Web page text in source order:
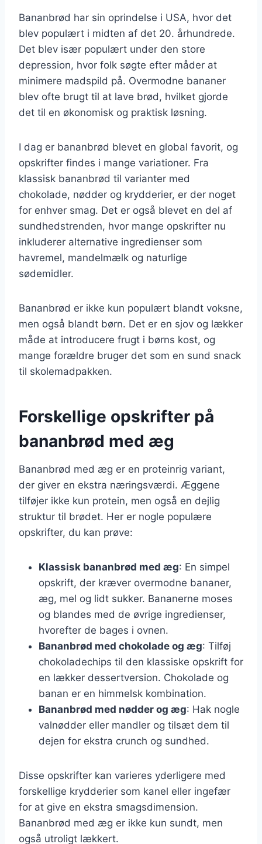
Bananbrød har sin oprindelse i USA, hvor det
blev populært i midten af det 20. århundrede.
Det blev især populært under den store
depression, hvor folk søgte efter måder at
minimere madspild på. Overmodne bananer
blev ofte brugt til at lave brød, hvilket gjorde
det til en økonomisk og praktisk løsning.
I dag er bananbrød blevet en global favorit, og
opskrifter findes i mange variationer. Fra
klassisk bananbrød til varianter med
chokolade, nødder og krydderier, er der noget
for enhver smag. Det er også blevet en del af
sundhedstrenden, hvor mange opskrifter nu
inkluderer alternative ingredienser som
havremel, mandelmælk og naturlige
sødemidler.
Bananbrød er ikke kun populært blandt voksne,
men også blandt børn. Det er en sjov og lækker
måde at introducere frugt i børns kost, og
mange forældre bruger det som en sund snack
til skolemadpakken.
Forskellige opskrifter på
bananbrød med æg
Bananbrød med æg er en proteinrig variant,
der giver en ekstra næringsværdi. Æggene
tilføjer ikke kun protein, men også en dejlig
struktur til brødet. Her er nogle populære
opskrifter, du kan prøve:
Klassisk bananbrød med æg: En simpel
opskrift, der kræver overmodne bananer,
æg, mel og lidt sukker. Bananerne moses
og blandes med de øvrige ingredienser,
hvorefter de bages i ovnen.
Bananbrød med chokolade og æg: Tilføj
chokoladechips til den klassiske opskrift for
en lækker dessertversion. Chokolade og
banan er en himmelsk kombination.
Bananbrød med nødder og æg: Hak nogle
valnødder eller mandler og tilsæt dem til
dejen for ekstra crunch og sundhed.
Disse opskrifter kan varieres yderligere med
forskellige krydderier som kanel eller ingefær
for at give en ekstra smagsdimension.
Bananbrød med æg er ikke kun sundt, men
også utroligt lækkert.